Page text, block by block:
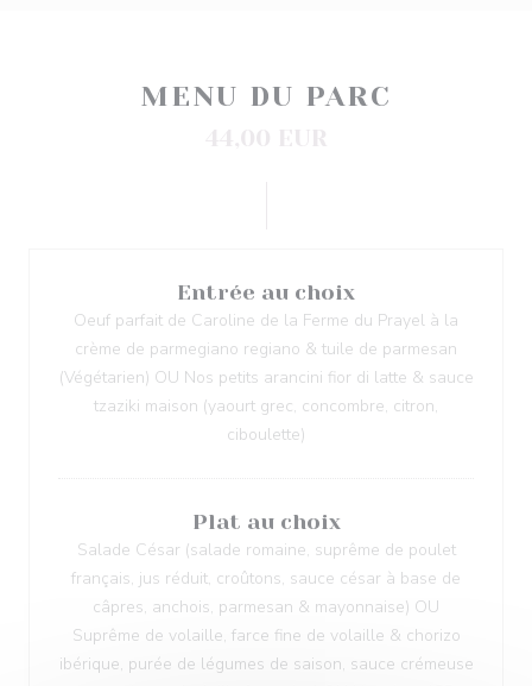
MENU DU PARC
Entrée au choix
Oeuf parfait de Caroline de la Ferme du Prayel à la
crème de parmegiano regiano & tuile de parmesan
(Végétarien) OU Nos petits arancini fior di latte & sauce
tzaziki maison (yaourt grec, concombre, citron,
ciboulette)
Plat au choix
Salade César (salade romaine, suprême de poulet
français, jus réduit, croûtons, sauce césar à base de
câpres, anchois, parmesan & mayonnaise) OU
Suprême de volaille, farce fine de volaille & chorizo
ibérique, purée de légumes de saison, sauce crémeuse